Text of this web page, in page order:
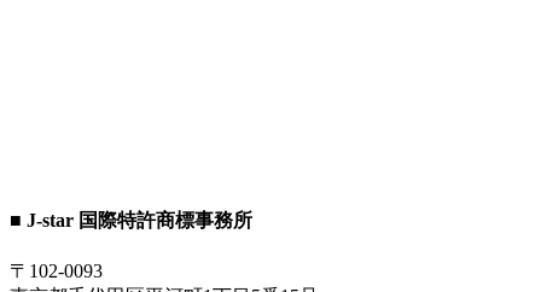
■ J-star 国際特許商標事務所
〒102-0093